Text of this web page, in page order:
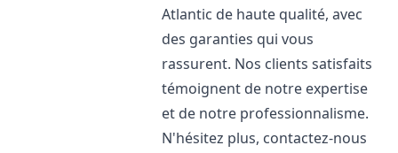
Atlantic de haute qualité, avec
des garanties qui vous
rassurent. Nos clients satisfaits
témoignent de notre expertise
et de notre professionnalisme.
N'hésitez plus, contactez-nous